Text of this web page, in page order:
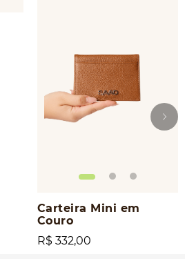
Carteira Mini em
Couro
R$ 332,00